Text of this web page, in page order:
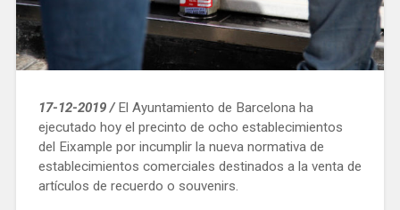
17-12-2019 /El Ayuntamiento de Barcelona ha
ejecutado hoy el precinto de ocho establecimientos
del Eixample por incumplir la nueva normativa de
establecimientos comerciales destinados a la venta de
artículos de recuerdo o souvenirs.